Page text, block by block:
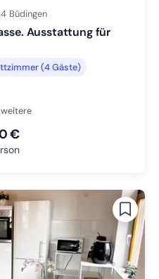
Büdingen
Ausstattung für
(4 Gäste)
weitere
€